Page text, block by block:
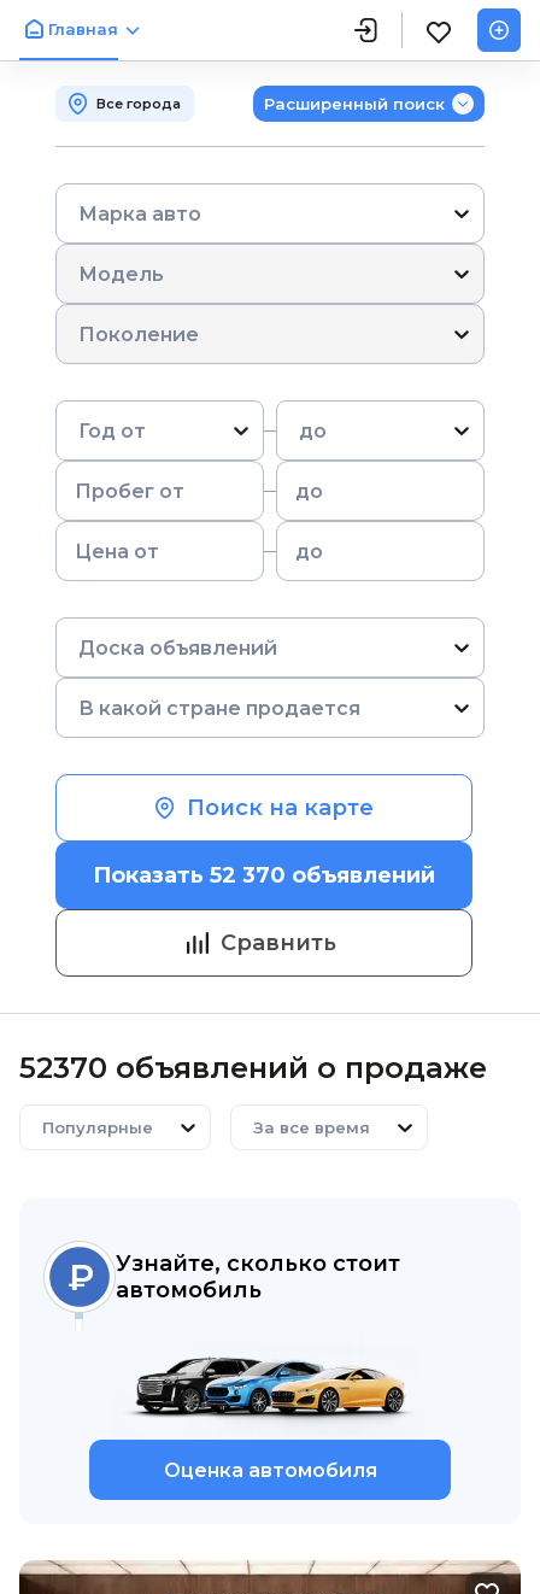
Главная
Все города Расширенный поиск
Марка авто
Модель
Поколение
Год от до
Доска объявлений
В какой стране продается
Поиск на карте
Показать 52 370 объявлений
Сравнить
52370 объявлений о продаже
Популярные За все время
Узнайте, сколько стоит
автомобиль
Оценка автомобиля